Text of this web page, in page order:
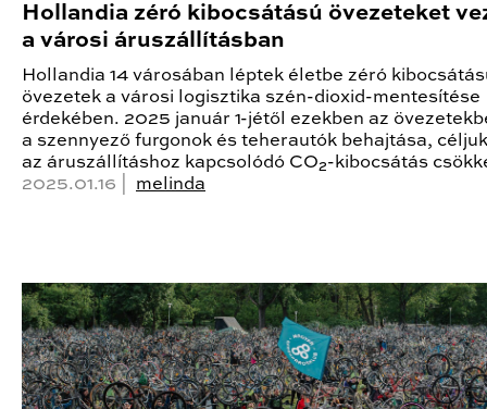
Hollandia zéró kibocsátású övezeteket
a városi áruszállításban
Hollandia 14 városában léptek életbe zéró
övezetek a városi logisztika szén-dioxid-mentesítése
érdekében. 2025 január 1-jétől ezekben az
a szennyező furgonok és teherautók behajtása,
az áruszállításhoz kapcsolódó CO₂-kibocsátás
2025.01.16 | melinda